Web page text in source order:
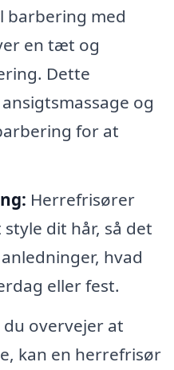
med
en tæt og
Dette
og
for at
Herrefrisører
dit hår, så det
hvad
eller fest.
du overvejer at
kan en herrefrisør